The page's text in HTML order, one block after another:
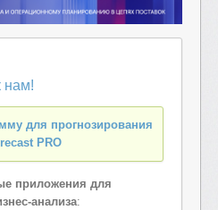
нам!
для прогнозирования
PRO
приложения для
анализа: